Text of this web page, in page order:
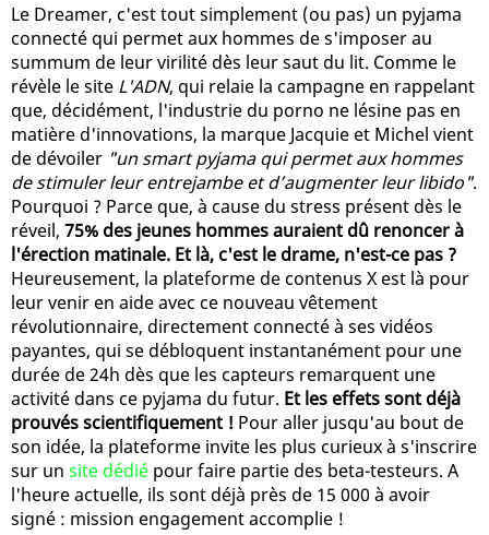
Le Dreamer, c'est tout simplement (ou pas) un pyjama
connecté qui permet aux hommes de s'imposer au
summum de leur virilité dès leur saut du lit. Comme le
révèle le site L'ADN, qui relaie la campagne en rappelant
que, décidément, l'industrie du porno ne lésine pas en
matière d'innovations, la marque Jacquie et Michel vient
de dévoiler "un smart pyjama qui permet aux hommes
de stimuler leur entrejambe et d’augmenter leur libido".
Pourquoi ? Parce que, à cause du stress présent dès le
réveil, 75% des jeunes hommes auraient dû renoncer à
l'érection matinale. Et là, c'est le drame, n'est-ce pas ?
Heureusement, la plateforme de contenus X est là pour
leur venir en aide avec ce nouveau vêtement
révolutionnaire, directement connecté à ses vidéos
payantes, qui se débloquent instantanément pour une
durée de 24h dès que les capteurs remarquent une
activité dans ce pyjama du futur. Et les effets sont déjà
prouvés scientifiquement ! Pour aller jusqu'au bout de
son idée, la plateforme invite les plus curieux à s'inscrire
sur un site dédié pour faire partie des beta-testeurs. A
l'heure actuelle, ils sont déjà près de 15 000 à avoir
signé : mission engagement accomplie !